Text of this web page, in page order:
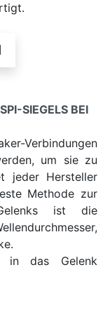
SIEGELS BEI
Verbindungen
um sie zu
jeder Hersteller
Methode zur
Gelenks ist die
in das Gelenk